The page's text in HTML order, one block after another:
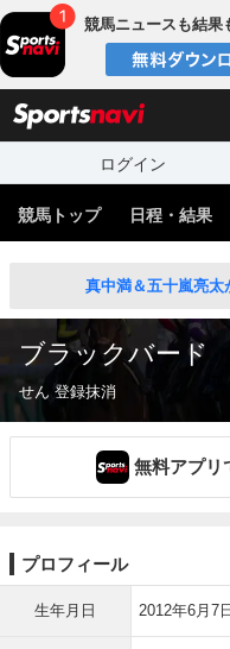
競馬ニュースも結果
ログイン
競馬トップ 日程・結果
真中満＆五十嵐亮太
ブラックバード
せん 登録抹消
無料アプリ
プロフィール
生年月日 2012年6月7日